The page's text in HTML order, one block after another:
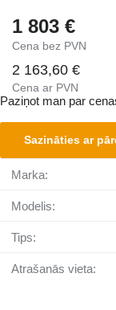
1 803 €
Cena bez PVN
2 163,60 €
Cena ar PVN
Paziņot man par
Sazināties ar
Marka:
Modelis:
Tips:
Atrašanās vieta: